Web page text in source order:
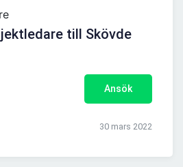
till Skövde
Ansök
30 mars 2022